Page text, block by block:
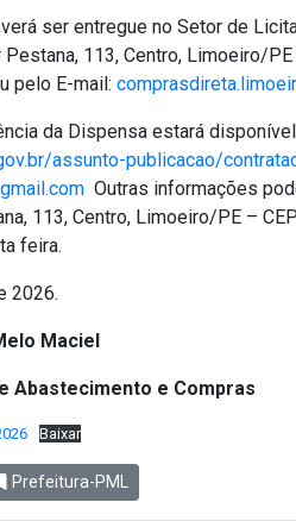
ser entregue no Setor de
113, Centro, Limoeiro/
pelo E-mail:
da Dispensa estará
assunto-publicacao/
Outras informações
113, Centro, Limoeiro/PE –
feira.
2026.
Maciel
Abastecimento e Compras
Baixar
Prefeitura-PML